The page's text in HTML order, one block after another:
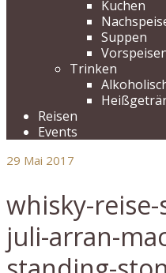
Kuchen
Suppen
Trinken
Reisen
Events
29 Mai 2017
whisky-
juli-arran-